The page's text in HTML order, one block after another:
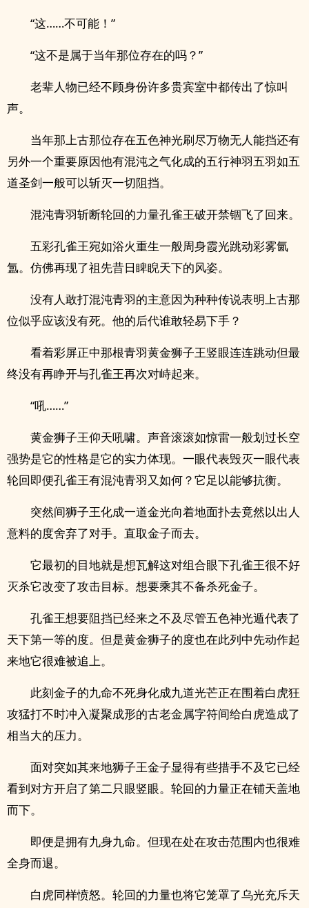
“这……不可能！”
“这不是属于当年那位存在的吗？”
老辈人物已经不顾身份许多贵宾室中都传出了惊叫
声。
当年那上古那位存在五色神光刷尽万物无人能挡还有
另外一个重要原因他有混沌之气化成的五行神羽五羽如五
道圣剑一般可以斩灭一切阻挡。
混沌青羽斩断轮回的力量孔雀王破开禁锢飞了回来。
五彩孔雀王宛如浴火重生一般周身霞光跳动彩雾氤
氲。仿佛再现了祖先昔日睥睨天下的风姿。
没有人敢打混沌青羽的主意因为种种传说表明上古那
位似乎应该没有死。他的后代谁敢轻易下手？
看着彩屏正中那根青羽黄金狮子王竖眼连连跳动但最
终没有再睁开与孔雀王再次对峙起来。
“吼……”
黄金狮子王仰天吼啸。声音滚滚如惊雷一般划过长空
强势是它的性格是它的实力体现。一眼代表毁灭一眼代表
轮回即便孔雀王有混沌青羽又如何？它足以能够抗衡。
突然间狮子王化成一道金光向着地面扑去竟然以出人
意料的度舍弃了对手。直取金子而去。
它最初的目地就是想瓦解这对组合眼下孔雀王很不好
灭杀它改变了攻击目标。想要乘其不备杀死金子。
孔雀王想要阻挡已经来之不及尽管五色神光遁代表了
天下第一等的度。但是黄金狮子的度也在此列中先动作起
来地它很难被追上。
此刻金子的九命不死身化成九道光芒正在围着白虎狂
攻猛打不时冲入凝聚成形的古老金属字符间给白虎造成了
相当大的压力。
面对突如其来地狮子王金子显得有些措手不及它已经
看到对方开启了第二只眼竖眼。轮回的力量正在铺天盖地
而下。
即便是拥有九身九命。但现在处在攻击范围内也很难
全身而退。
白虎同样愤怒。轮回的力量也将它笼罩了乌光充斥天